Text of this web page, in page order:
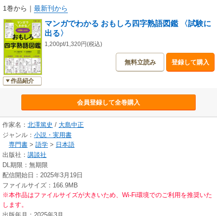
四字熟語を覚えるには、マンガを交えた平易な解説がわかりやすく、記憶
にのこりやすくなります。本書では、「四字熟語博士」と「助手猫」の会
話と二コママンガで四字熟語を楽しく学べます。
◆四字熟語は、中学・高校、大学、就職試験に出る！
四字熟語は、中学から大学受験、就職試験にも出題されます。四字熟語
を知っているだけで、点数を稼げます。
250以上の〈試験に出る〉四字熟語を掲載しています。
◆四字熟語クイズ付
1巻から ｜ 最新刊から
作品紹介
マンガでわかる おもしろ四字熟語図鑑 〈試験に
出る〉
1,200pt/1,320円(税込)
無料立読み 登録して購入
会員登録して全巻購入
作家名： 北澤篤史 / 大島中正
ジャンル： 小説・実用書
専門書 > 語学 > 日本語
出版社： 講談社
DL期限：無期限
配信開始日：2025年3月19日
ファイルサイズ：166.9MB
※本作品はファイルサイズが大きいため、Wi-Fi環境でのご利用を推奨いた
します。
出版年月：2025年3月